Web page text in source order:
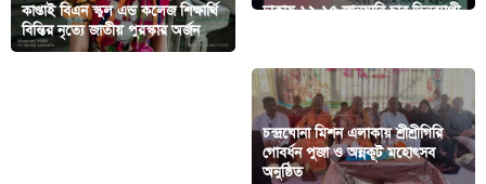
কাপ্তাই বিএন স্কুল এন্ড কলেজ শিক্ষার্থি
বিন্তির নৃত্যে জাতীয় পুরস্কার অর্জন
ঢাকায় ১২-১৫ জানুয়ারি চার দিনব্যাপী
চন্দ্রঘোনা মিশন এলাকায় শ্রীশ্রীগিরি
গোবর্ধন পুজা ও অন্নকূট মহোৎসব
অনুষ্ঠিত